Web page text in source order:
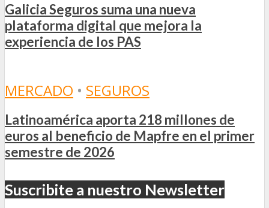
Galicia Seguros suma una nueva
plataforma digital que mejora la
experiencia de los PAS
MERCADO • SEGUROS
Latinoamérica aporta 218 millones de
euros al beneficio de Mapfre en el primer
semestre de 2026
Suscribite a nuestro Newsletter